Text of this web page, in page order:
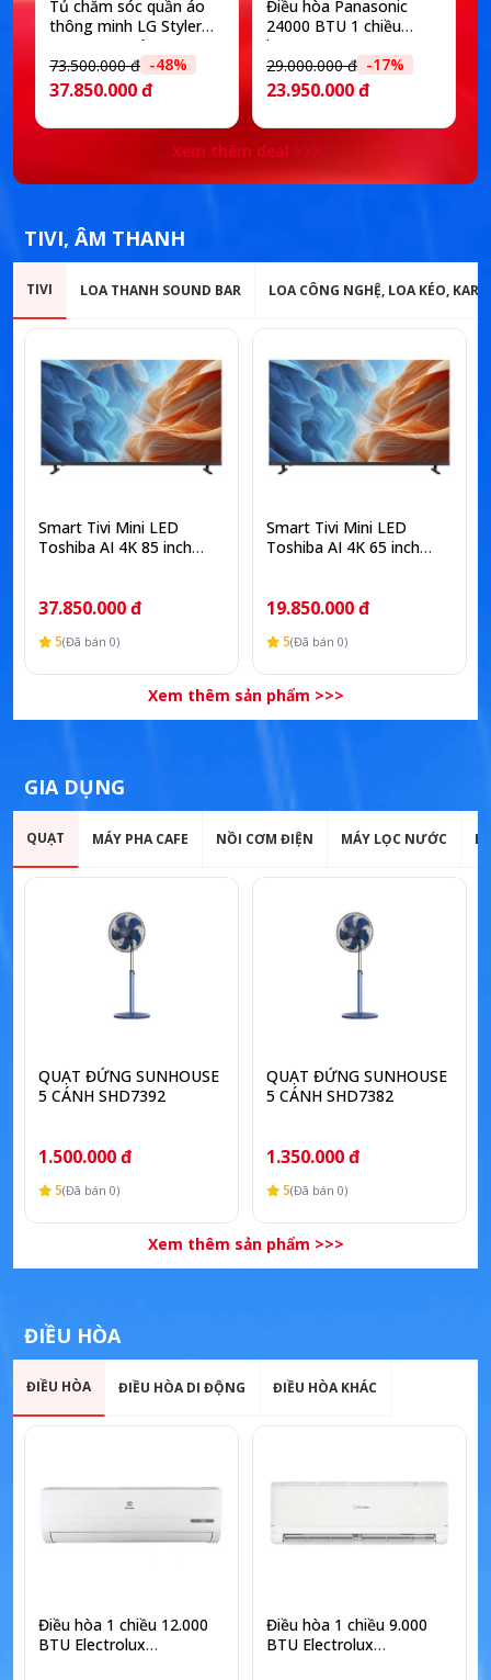
Tủ chăm sóc quần áo
thông minh LG Styler
Inverter 5 móc
SC5GMR80H
73.500.000 đ -48%
37.850.000 đ
Điều hòa Panasonic
24000 BTU 1 chiều
inverter RU24CKH-8D
29.000.000 đ -17%
23.950.000 đ
Xem thêm deal >>>
TIVI, ÂM THANH
TIVI LOA THANH SOUND BAR LOA CÔNG NGHỆ, LOA KÉO,
Smart Tivi Mini LED
Toshiba AI 4K 85 inch
37.850.000 đ
5(Đã bán 0)
Smart Tivi Mini LED
Toshiba AI 4K 65 inch
19.850.000 đ
5(Đã bán 0)
Xem thêm sản phẩm >>>
GIA DỤNG
QUẠT MÁY PHA CAFE NỒI CƠM ĐIỆN MÁY LỌC NƯỚC
QUẠT ĐỨNG SUNHOUSE
5 CÁNH SHD7392
1.500.000 đ
5(Đã bán 0)
QUẠT ĐỨNG SUNHOUSE
5 CÁNH SHD7382
1.350.000 đ
5(Đã bán 0)
Xem thêm sản phẩm >>>
ĐIỀU HÒA
ĐIỀU HÒA ĐIỀU HÒA DI ĐỘNG ĐIỀU HÒA KHÁC
Điều hòa 1 chiều 12.000
BTU Electrolux
Điều hòa 1 chiều 9.000
BTU Electrolux